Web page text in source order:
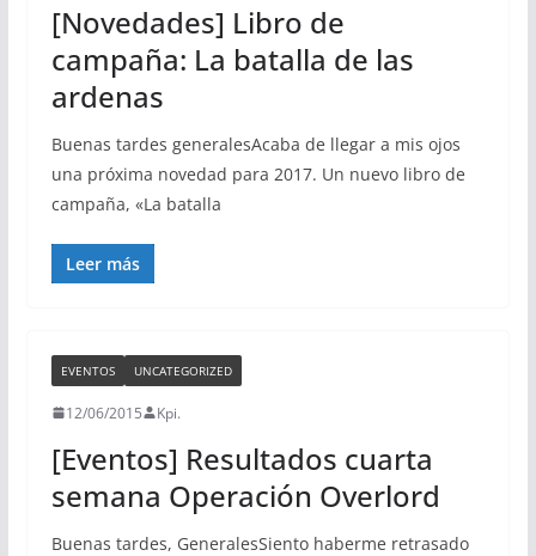
[Novedades] Libro de
campaña: La batalla de las
ardenas
Buenas tardes generalesAcaba de llegar a mis ojos
una próxima novedad para 2017. Un nuevo libro de
campaña, «La batalla
Leer más
EVENTOS UNCATEGORIZED
12/06/2015 Kpi.
[Eventos] Resultados cuarta
semana Operación Overlord
Buenas tardes, GeneralesSiento haberme retrasado